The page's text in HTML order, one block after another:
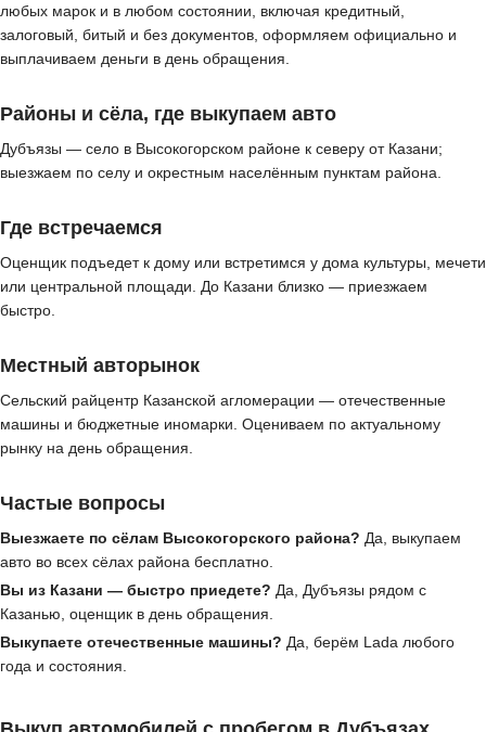
любых марок и в любом состоянии, включая кредитный,
залоговый, битый и без документов, оформляем официально и
выплачиваем деньги в день обращения.
Районы и сёла, где выкупаем авто
Дубъязы — село в Высокогорском районе к северу от Казани;
выезжаем по селу и окрестным населённым пунктам района.
Где встречаемся
Оценщик подъедет к дому или встретимся у дома культуры, мечети
или центральной площади. До Казани близко — приезжаем
быстро.
Местный авторынок
Сельский райцентр Казанской агломерации — отечественные
машины и бюджетные иномарки. Оцениваем по актуальному
рынку на день обращения.
Частые вопросы
Выезжаете по сёлам Высокогорского района? Да, выкупаем
авто во всех сёлах района бесплатно.
Вы из Казани — быстро приедете? Да, Дубъязы рядом с
Казанью, оценщик в день обращения.
Выкупаете отечественные машины? Да, берём Lada любого
года и состояния.